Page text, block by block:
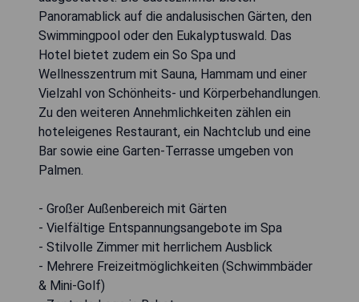
Im Herzen von Rabat befindet sich das Sofitel
Rabat Jardin Des Roses auf einem luxuriösen
Gelände von mehr als 7 Hektar, das 3
Schwimmbäder und einen Mini-Golf-Bereich
umfasst. Die stilvollen Zimmer sind klimatisiert,
verfügen über Balkone und sind mit Satelliten-TV,
Minibar sowie luxuriösen Bademänteln
Panoramablick auf die andalusischen Gärten, den
Swimmingpool oder den Eukalyptuswald. Das
Hotel bietet zudem ein So Spa und
Wellnesszentrum mit Sauna, Hammam und einer
Vielzahl von Schönheits- und Körperbehandlungen.